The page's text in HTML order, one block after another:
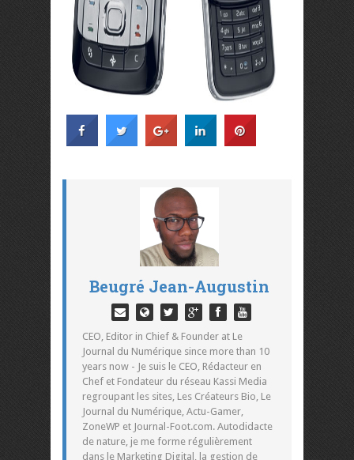
Beugré Jean-Augustin
CEO, Editor in Chief & Founder at Le
Journal du Numérique since more than 10
years now - Je suis le CEO, Rédacteur en
Chef et Fondateur du réseau Kassi Media
regroupant les sites, Les Créateurs Bio, Le
Journal du Numérique, Actu-Gamer,
ZoneWP et Journal-Foot.com. Autodidacte
de nature, je me forme régulièrement
dans le Marketing Digital, la gestion de